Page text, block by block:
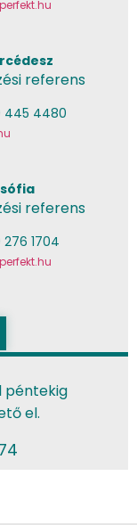
referens
445 4480
referens
276 1704
péntekig
el.